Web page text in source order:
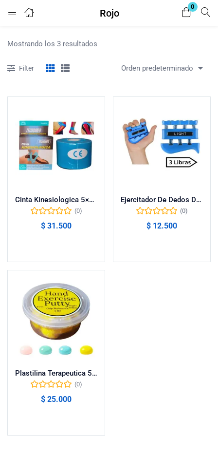
Rojo
0
Login
Remember me Lost password?
Mostrando los 3 resultados
Filter Orden predeterminado
Cinta Kinesiologica 5×5 Tecnomed
(0)
$ 31.500
Ejercitador De Dedos Digiflex 1 Unidad
(0)
$ 12.500
Plastilina Terapeutica 58gr (6 Colores Diferentes)
(0)
$ 25.000